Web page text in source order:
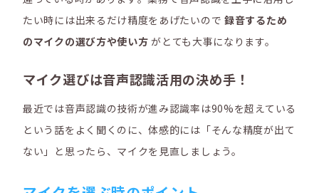
たい時には出来るだけ精度をあげたいので 録音するため
のマイクの選び方や使い方がとても大事になります。
マイク選びは音声認識活用の決め手！
最近では音声認識の技術が進み認識率は90%を超えている
という話をよく聞くのに、体感的には「そんな精度が出て
ない」と思ったら、マイクを見直しましょう。